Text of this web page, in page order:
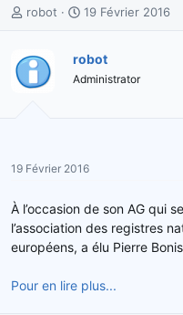
I
t
i
r
e
l
a
i
robot
D
e
d
u
19 Février 2016
robot
Administrator
19 Février 2016
À l’occasion de son AG qui
l’association des registres
européens, a élu Pierre
Pour en lire plus...